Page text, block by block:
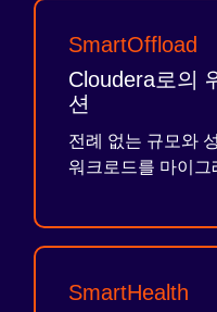
SmartOffload
Cloudera로의
션
전례 없는 규모와
워크로드를 마이그
SmartHealth